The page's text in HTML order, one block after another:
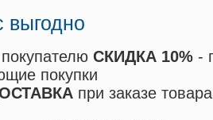
выгодно
СКИДКА 10% -
покупки
при заказе